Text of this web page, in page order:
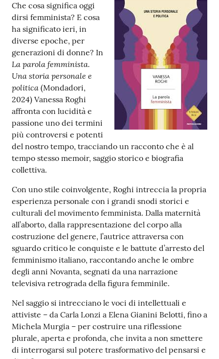
Casa
Piani
Archivio
storico
Decentrate
Patto
per
la
lettura
Seguici
su
Catalogo
on line
Che cosa significa oggi
dirsi femminista? E cosa
ha significato ieri, in
diverse epoche, per
generazioni di donne? In
La parola femminista.
Una storia personale e
politica (Mondadori,
2024) Vanessa Roghi
affronta con lucidità e
passione uno dei termini
più controversi e potenti
del nostro tempo, tracciando un racconto che è al
tempo stesso memoir, saggio storico e biografia
collettiva.
Con uno stile coinvolgente, Roghi intreccia la propria
esperienza personale con i grandi snodi storici e
culturali del movimento femminista. Dalla maternità
all’aborto, dalla rappresentazione del corpo alla
costruzione del genere, l’autrice attraversa con
sguardo critico le conquiste e le battute d’arresto del
femminismo italiano, raccontando anche le ombre
degli anni Novanta, segnati da una narrazione
televisiva retrograda della figura femminile.
Nel saggio si intrecciano le voci di intellettuali e
attiviste – da Carla Lonzi a Elena Gianini Belotti, fino a
Michela Murgia – per costruire una riflessione
plurale, aperta e profonda, che invita a non smettere
di interrogarsi sul potere trasformativo del pensarsi e